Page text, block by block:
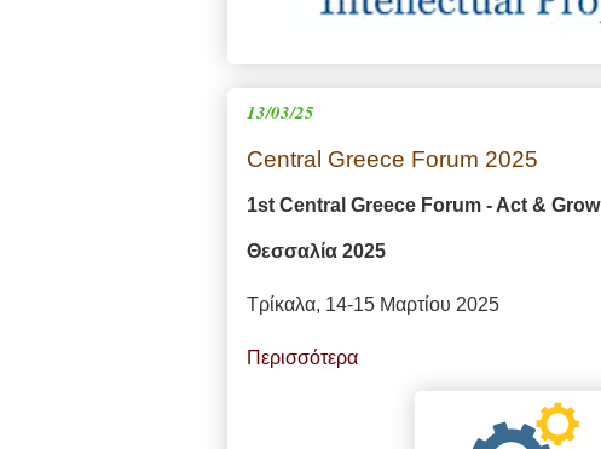
13/03/25
Central Greece Forum 2025
1st Central Greece Forum - Act & Grow
Θεσσαλία 2025
Τρίκαλα, 14-15 Μαρτίου 2025
Περισσότερα